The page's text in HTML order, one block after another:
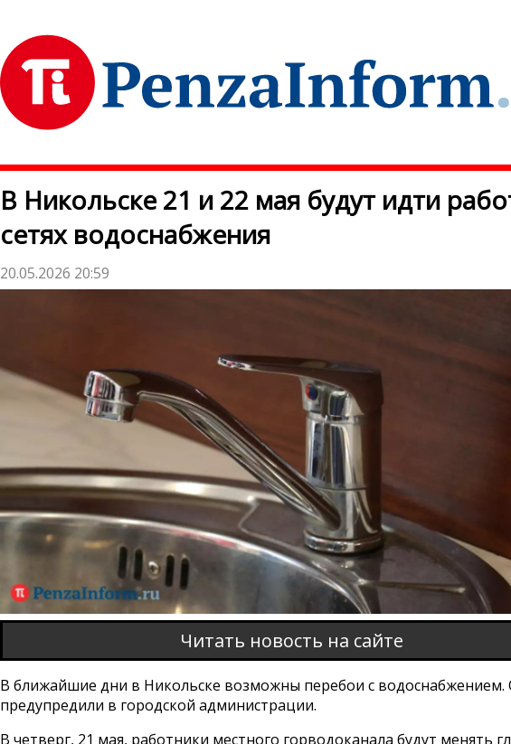
В Никольске 21 и 22 мая будут идти
сетях водоснабжения
20.05.2026 20:59
Читать новость на сайте
В ближайшие дни в Никольске возможны перебои с водоснабжением.
предупредили в городской администрации.
В четверг, 21 мая, работники местного горводоканала будут менять